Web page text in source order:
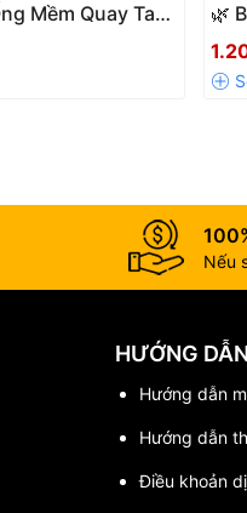
Mềm Quay Tay
Loại To 50m
Thu Gọn Ống
Dễ Dàng
🌿
Nếu
HƯỚNG DẪN
Hướng dẫn
Hướng dẫn
Điều khoản